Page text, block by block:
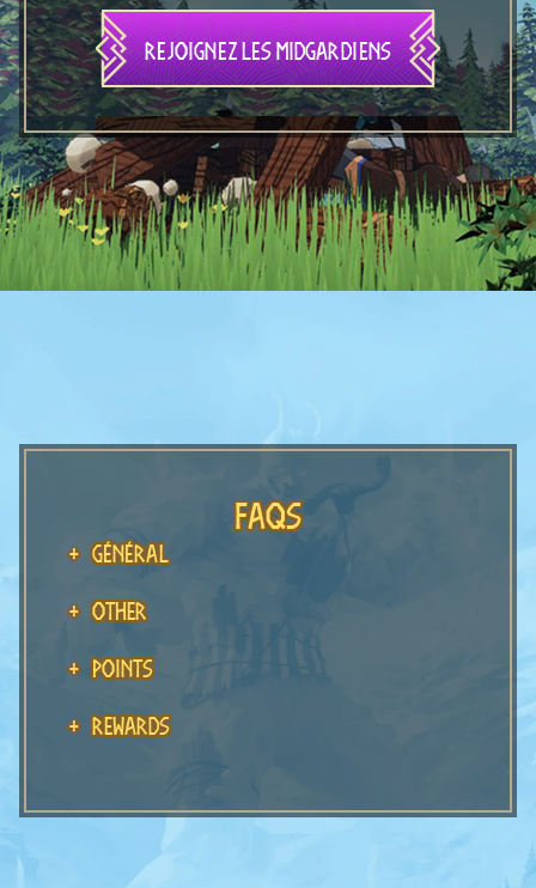
REJOIGNEZ LES MIDGARDIENS
FAQs
GÉNÉRAL
Other
Points
Rewards